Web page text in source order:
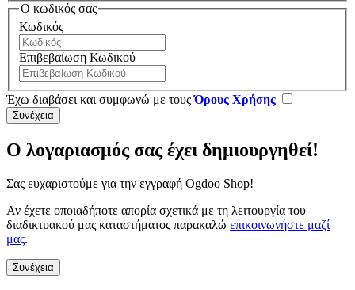
Ο κωδικός σας
Κωδικός
Επιβεβαίωση Κωδικού
Έχω διαβάσει και συμφωνώ με τουςΌρους Χρήσης
Ο λογαριασμός σας έχει δημιουργηθεί!
Σας ευχαριστούμε για την εγγραφή Ogdoo Shop!
Αν έχετε οποιαδήποτε απορία σχετικά με τη λειτουργία του
διαδικτυακού μας καταστήματος παρακαλώ επικοινωνήστε μαζί
μας.
Συνέχεια